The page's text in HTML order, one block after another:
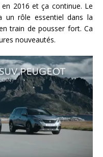
2016 et ça continue. Le
un rôle essentiel dans la
train de pousser fort. Ca
nouveautés.